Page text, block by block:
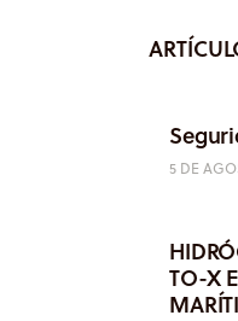
5 DE
TO-X